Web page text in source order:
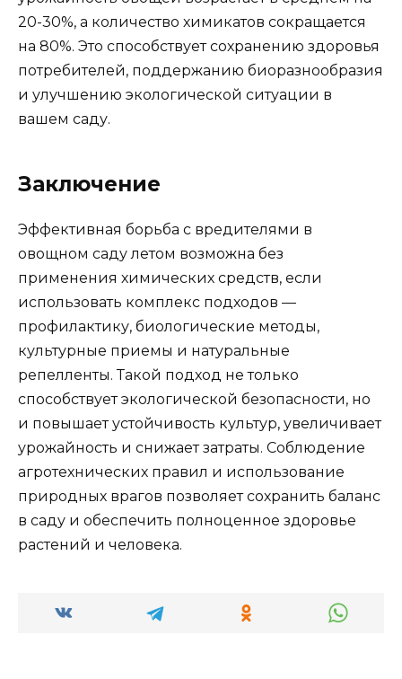
20-30%, а количество химикатов сокращается
на 80%. Это способствует сохранению здоровья
потребителей, поддержанию биоразнообразия
и улучшению экологической ситуации в
вашем саду.
Заключение
Эффективная борьба с вредителями в
овощном саду летом возможна без
применения химических средств, если
использовать комплекс подходов —
профилактику, биологические методы,
культурные приемы и натуральные
репелленты. Такой подход не только
способствует экологической безопасности, но
и повышает устойчивость культур, увеличивает
урожайность и снижает затраты. Соблюдение
агротехнических правил и использование
природных врагов позволяет сохранить баланс
в саду и обеспечить полноценное здоровье
растений и человека.